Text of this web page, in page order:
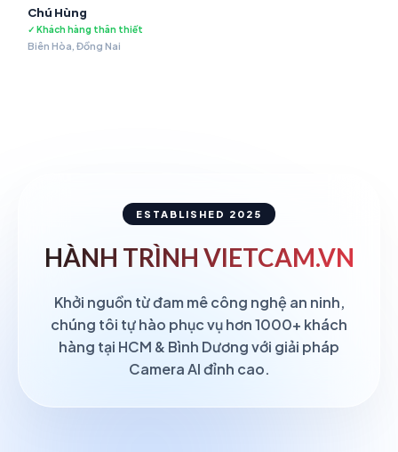
Chú Hùng
✓ Khách hàng thân thiết
Biên Hòa, Đồng Nai
ESTABLISHED 2025
HÀNH TRÌNH VIETCAM.VN
Khởi nguồn từ đam mê công nghệ an ninh,
chúng tôi tự hào phục vụ hơn 1000+ khách
hàng tại HCM & Bình Dương với giải pháp
Camera AI đỉnh cao.